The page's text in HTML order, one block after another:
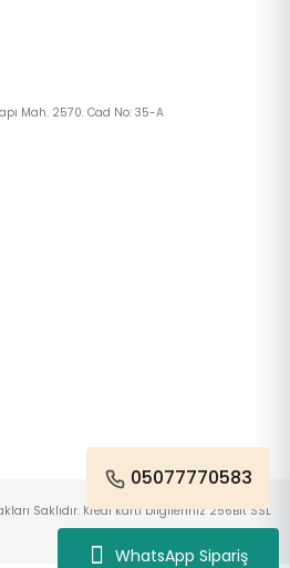
WhatsApp Sipariş
Mah. 2570. Cad No: 35-A
05077770583
Saklıdır. Kredi kartı bilgileriniz 256Bit SSL